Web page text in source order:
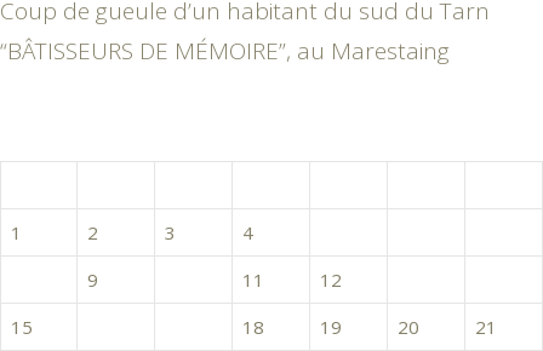
Coup de gueule d’un habitant du sud du Tarn
“BÂTISSEURS DE MÉMOIRE”, au Marestaing
1
2 3 4
9 11 12
15
18 19 20
21